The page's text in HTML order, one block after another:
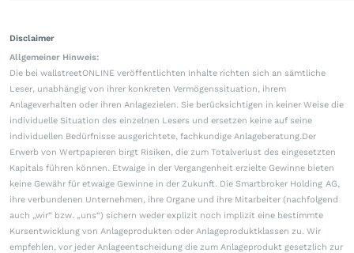
Disclaimer
Allgemeiner Hinweis:
Die bei wallstreetONLINE veröffentlichten Inhalte richten sich an sämtliche
Leser, unabhängig von ihrer konkreten Vermögenssituation, ihrem
Anlageverhalten oder ihren Anlagezielen. Sie berücksichtigen in keiner Weise die
individuelle Situation des einzelnen Lesers und ersetzen keine auf seine
individuellen Bedürfnisse ausgerichtete, fachkundige Anlageberatung.Der
Erwerb von Wertpapieren birgt Risiken, die zum Totalverlust des eingesetzten
Kapitals führen können. Etwaige in der Vergangenheit erzielte Gewinne bieten
keine Gewähr für etwaige Gewinne in der Zukunft. Die Smartbroker Holding AG,
ihre verbundenen Unternehmen, ihre Organe und ihre Mitarbeiter (nachfolgend
auch „wir“ bzw. „uns“) sichern weder explizit noch implizit eine bestimmte
Kursentwicklung von Anlageprodukten oder Anlageproduktklassen zu. Wir
empfehlen, vor jeder Anlageentscheidung die zum Anlageprodukt gesetzlich zur